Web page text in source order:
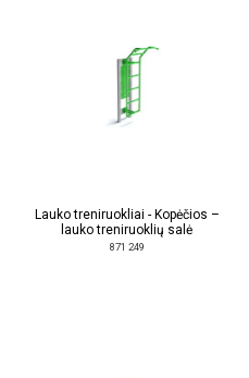
Lauko treniruokliai - Kopėčios –
lauko treniruoklių salė
871 249